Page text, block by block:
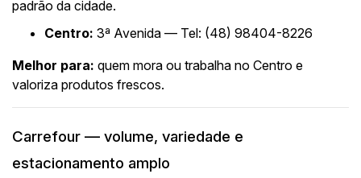
padrão da cidade.
Centro: 3ª Avenida — Tel: (48) 98404-8226
Melhor para: quem mora ou trabalha no Centro e
valoriza produtos frescos.
Carrefour — volume, variedade e
estacionamento amplo